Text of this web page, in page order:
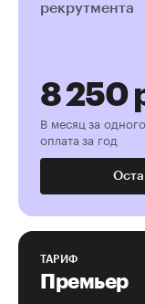
рекрутмента
8 250
В месяц за
оплата за год
Премьер